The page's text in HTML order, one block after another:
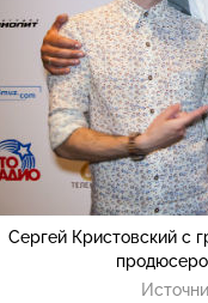
Сергей Кристовский с